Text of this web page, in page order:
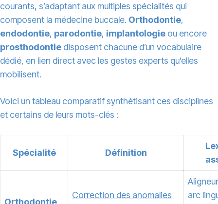
courants, s’adaptant aux multiples spécialités qui
composent la médecine buccale. Orthodontie,
endodontie, parodontie, implantologie ou encore
prosthodontie disposent chacune d’un vocabulaire
dédié, en lien direct avec les gestes experts qu’elles
mobilisent.
Voici un tableau comparatif synthétisant ces disciplines
et certains de leurs mots-clés :
Spécialité Définition
Orthodontie
Correction des anomalies
arc